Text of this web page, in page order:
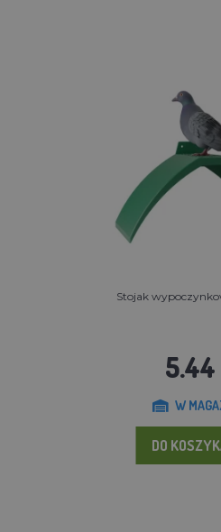
Stojak
5.44
W
DO